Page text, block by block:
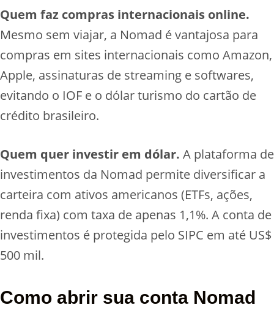
Quem faz compras internacionais online.
Mesmo sem viajar, a Nomad é vantajosa para
compras em sites internacionais como Amazon,
Apple, assinaturas de streaming e softwares,
evitando o IOF e o dólar turismo do cartão de
crédito brasileiro.
Quem quer investir em dólar. A plataforma de
investimentos da Nomad permite diversificar a
carteira com ativos americanos (ETFs, ações,
renda fixa) com taxa de apenas 1,1%. A conta de
investimentos é protegida pelo SIPC em até US$
500 mil.
Como abrir sua conta Nomad